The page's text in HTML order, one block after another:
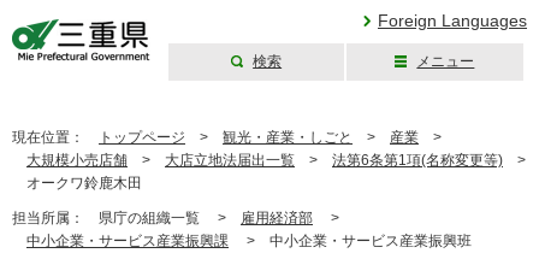
Foreign Languages
検索 メニュー
現在位置： トップページ > 観光・産業・しごと > 産業 >
大規模小売店舗 > 大店立地法届出一覧 > 法第6条第1項(名称変更等) >
オークワ鈴鹿木田
担当所属： 県庁の組織一覧 > 雇用経済部 >
中小企業・サービス産業振興課 > 中小企業・サービス産業振興班